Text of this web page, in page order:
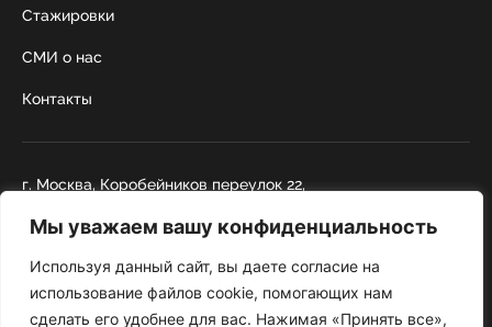
Мы уважаем вашу конфиденциальность
Используя данный сайт, вы даете согласие на
использование файлов cookie, помогающих нам
сделать его удобнее для вас. Нажимая «Принять все»,
Стажировки
СМИ о нас
Контакты
г. Москва, Коробейников переулок 22,
+7 495 252 67 88